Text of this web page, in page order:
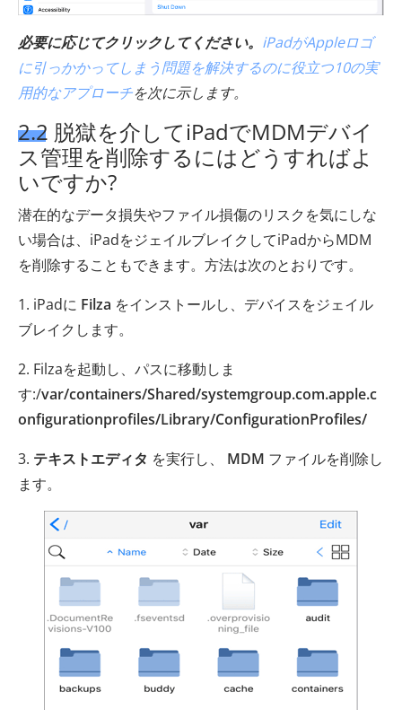
必要に応じてクリックしてください。 iPadがAppleロゴ
に引っかかってしまう問題を解決するのに役立つ10の実
用的なアプローチを次に示します。
2.2 脱獄を介してiPadでMDMデバイ
ス管理を削除するにはどうすればよ
いですか?
潜在的なデータ損失やファイル損傷のリスクを気にしな
い場合は、iPadをジェイルブレイクしてiPadからMDM
を削除することもできます。方法は次のとおりです。
1. iPadに Filza をインストールし、デバイスをジェイル
ブレイクします。
2. Filzaを起動し、パスに移動しま
す:/var/containers/Shared/systemgroup.com.apple.c
onfigurationprofiles/Library/ConfigurationProfiles/
3. テキストエディタ を実行し、 MDM ファイルを削除し
ます。